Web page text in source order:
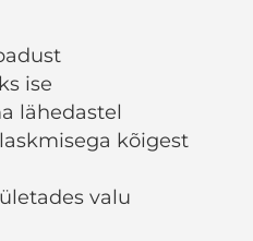
ise
lähedastel
kõigest
valu